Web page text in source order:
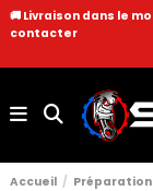
🚚 Livraison dans le
contacter
Accueil